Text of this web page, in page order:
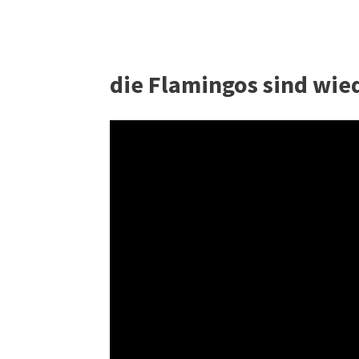
die Flamingos sind